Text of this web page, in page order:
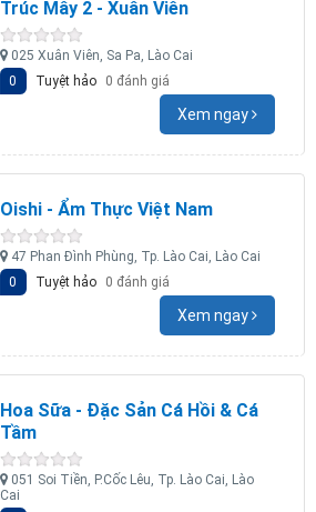
Trúc Mây 2 - Xuân Viên
025 Xuân Viên, Sa Pa, Lào Cai
Tuyệt hảo
0 đánh giá
0
Xem ngay
Oishi - Ẩm Thực Việt Nam
47 Phan Đình Phùng, Tp. Lào Cai, Lào Cai
Tuyệt hảo
0 đánh giá
0
Xem ngay
Hoa Sữa - Đặc Sản Cá Hồi & Cá
Tầm
051 Soi Tiền, P.Cốc Lêu, Tp. Lào Cai, Lào
Cai